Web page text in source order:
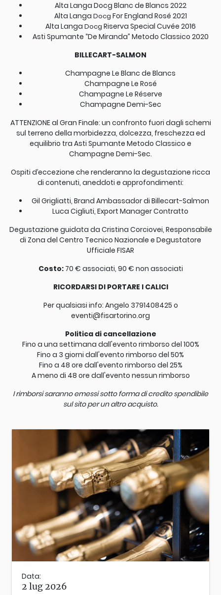
Alta Langa Docg Blanc de Blancs 2022
Alta Langa Docg For England Rosé 2021
Alta Langa Docg Riserva Special Cuvée 2016
Asti Spumante “De Miranda” Metodo Classico 2020
BILLECART-SALMON
Champagne Le Blanc de Blancs
Champagne Le Rosé
Champagne Le Réserve
Champagne Demi-Sec
ATTENZIONE al Gran Finale: un confronto fuori dagli schemi
sul terreno della morbidezza, dolcezza, freschezza ed
equilibrio tra Asti Spumante Metodo Classico e
Champagne Demi-Sec.
Ospiti d’eccezione che renderanno la degustazione ricca
di contenuti, aneddoti e approfondimenti:
Gil Grigliatti, Brand Ambassador di Billecart-Salmon
Luca Cigliuti, Export Manager Contratto
Degustazione guidata da Cristina Corciovei, Responsabile
di Zona del Centro Tecnico Nazionale e Degustatore
Ufficiale FISAR
Costo: 70 € associati, 90 € non associati
RICORDARSI DI PORTARE I CALICI
Per qualsiasi info: Angelo 3791408425 o
eventi@fisartorino.org
Politica di cancellazione
Fino a una settimana dall'evento rimborso del 100%
Fino a 3 giorni dall'evento rimborso del 50%
Fino a 48 ore dall'evento rimborso del 25%
A meno di 48 ore dall'evento nessun rimborso
I rimborsi saranno emessi sotto forma di credito spendibile
sul sito per un altro acquisto.
Data:
2 lug 2026